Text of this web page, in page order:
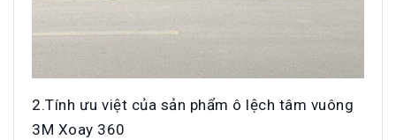
2.Tính ưu việt của sản phẩm ô lệch tâm vuông
3M Xoay 360